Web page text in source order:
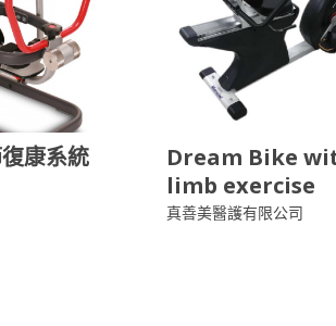
康系統
Dream Bike
limb exercise
真善美醫護有限公司